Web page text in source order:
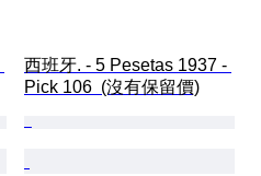
西班牙. - 5 Pesetas 1937 -
Pick 106  (沒有保留價)